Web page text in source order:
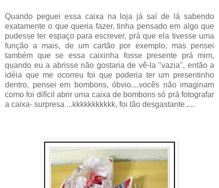
Quando peguei essa caixa na loja já saí de lá sabendo
exatamente o que queria fazer, tinha pensado em algo que
pudesse ter espaço para escrever, prá que ela tivesse uma
função a mais, de um cartão por exemplo, mas pensei
também que se essa caixinha fosse presente prá mim,
quando eu a abrisse não gostaria de vê-la "vazia", então a
idéia que me ocorreu foi que poderia ter um presentinho
dentro, pensei em bombons, óbvio....vocês não imaginam
como foi difícil abrir uma caixa de bombons só prá fotografar
a caixa- surpresa ...kkkkkkkkkkk, foi tão desgastante.....